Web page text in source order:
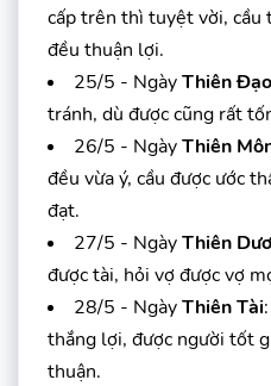
cấp trên thì tuyệt vời, cầu
đều thuận lợi.
25/5 - NgàyThiên Đạo
tránh, dù được cũng rất
26/5 - NgàyThiên
đều vừa ý, cầu được ước
đạt.
27/5 - NgàyThiên
được tài, hỏi vợ được vợ
28/5 - NgàyThiên Tài
thắng lợi, được người tốt
thuận.